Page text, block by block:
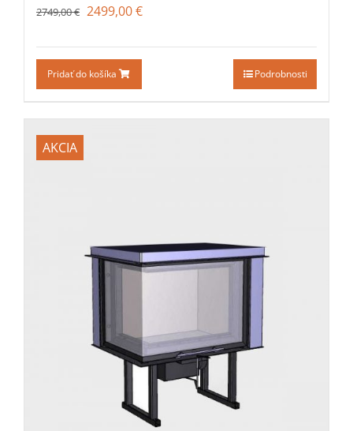
2749,00€ 2499,00€
Pridať do košíka Podrobnosti
AKCIA